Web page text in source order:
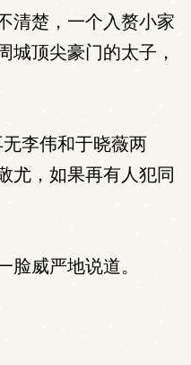
清楚，一个入赘小家
城顶尖豪门的太子，
李伟和于晓薇两
尤，如果再有人犯同
威严地说道。